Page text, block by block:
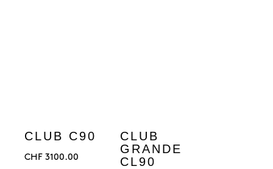
CLUB C90
CHF 3100.00
CLUB
GRANDE
CL90